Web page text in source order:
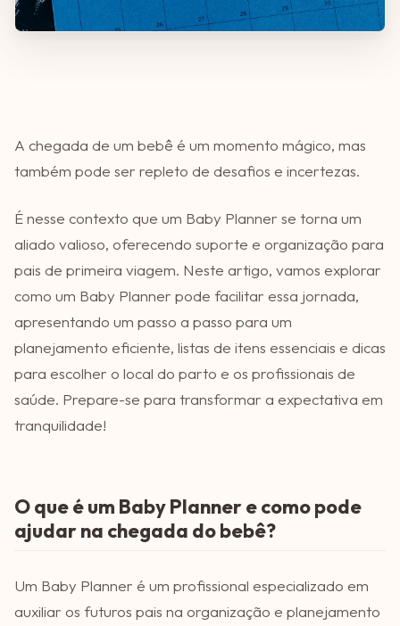
A chegada de um bebê é um momento mágico, mas
também pode ser repleto de desafios e incertezas.
É nesse contexto que um Baby Planner se torna um
aliado valioso, oferecendo suporte e organização para
pais de primeira viagem. Neste artigo, vamos explorar
como um Baby Planner pode facilitar essa jornada,
apresentando um passo a passo para um
planejamento eficiente, listas de itens essenciais e dicas
para escolher o local do parto e os profissionais de
saúde. Prepare-se para transformar a expectativa em
tranquilidade!
O que é um Baby Planner e como pode
ajudar na chegada do bebê?
Um Baby Planner é um profissional especializado em
auxiliar os futuros pais na organização e planejamento